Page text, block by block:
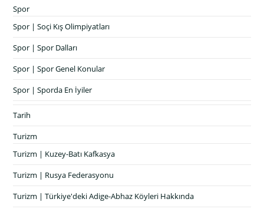
Spor
Spor | Soçi Kış Olimpiyatları
Spor | Spor Dalları
Spor | Spor Genel Konular
Spor | Sporda En İyiler
Tarih
Turizm
Turizm | Kuzey-Batı Kafkasya
Turizm | Rusya Federasyonu
Turizm | Türkiye'deki Adige-Abhaz Köyleri Hakkında